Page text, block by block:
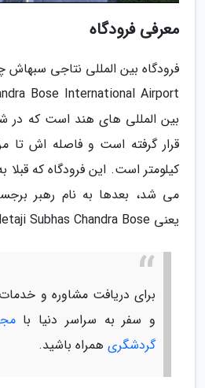
معرفی فرودگاه
بین المللی های هند است که در
می شد، بعدها به نام رهبر
یعنی Netaji Subhas Chandra Bose، تغییر نام داد.
برای دریافت مشاوره و
و سفر به سراسر دنیا با
گردشگری همراه باشید.